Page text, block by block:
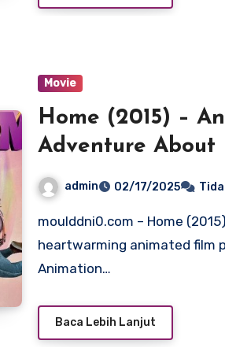
Movie
Home (2015) –
Adventure About
admin 02/17/2025
moulddni0.com – Home (2015) is a vibrant and
heartwarming animated film
Animation…
Baca Lebih Lanjut